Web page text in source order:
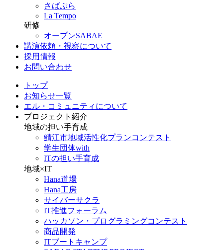
さばぷら
La Tempo
研修
オープンSABAE
講演依頼・視察について
採用情報
お問い合わせ
トップ
お知らせ一覧
エル・コミュニティについて
プロジェクト紹介
地域の担い手育成
鯖江市地域活性化プランコンテスト
学生団体with
ITの担い手育成
地域×IT
Hana道場
Hana工房
サイバーサクラ
IT推進フォーラム
ハッカソン・プログラミングコンテスト
商品開発
ITブートキャンプ